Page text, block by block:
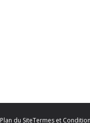
Plan du SiteTermes et